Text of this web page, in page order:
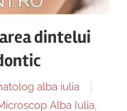
dintelui
alba iulia
Alba Iulia,